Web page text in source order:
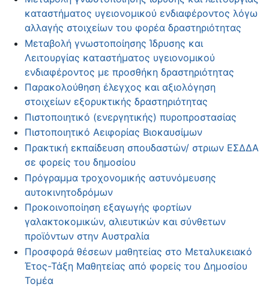
καταστήματος υγειονομικού ενδιαφέροντος λόγω
αλλαγής στοιχείων του φορέα δραστηριότητας
Μεταβολή γνωστοποίησης Ίδρυσης και
Λειτουργίας καταστήματος υγειονομικού
ενδιαφέροντος με προσθήκη δραστηριότητας
Παρακολούθηση έλεγχος και αξιολόγηση
στοιχείων εξορυκτικής δραστηριότητας
Πιστοποιητικό (ενεργητικής) πυροπροστασίας
Πιστοποιητικό Αειφορίας Βιοκαυσίμων
Πρακτική εκπαίδευση σπουδαστών/ στριων ΕΣΔΔΑ
σε φορείς του δημοσίου
Πρόγραμμα τροχονομικής αστυνόμευσης
αυτοκινητοδρόμων
Προκοινοποίηση εξαγωγής φορτίων
γαλακτοκομικών, αλιευτικών και σύνθετων
προϊόντων στην Αυστραλία
Προσφορά θέσεων μαθητείας στο Μεταλυκειακό
Έτος-Τάξη Μαθητείας από φορείς του Δημοσίου
Τομέα